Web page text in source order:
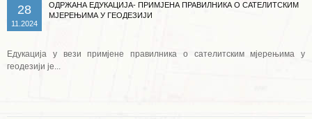
28
11.2024
ОДРЖАНА ЕДУКАЦИЈА- ПРИМЈЕНА ПРАВИЛНИКА О САТЕЛИТСКИМ
МЈЕРЕЊИМА У ГЕОДЕЗИЈИ
Едукација у вези примјене правилника о сателитским мјерењима у
геодезији је...